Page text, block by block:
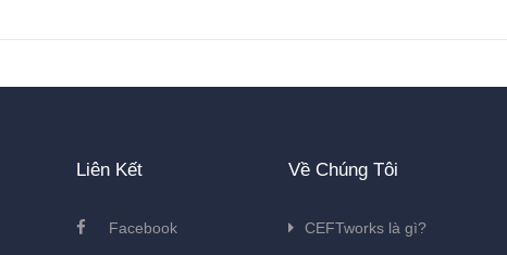
Liên Kết
Facebook
Về Chúng Tôi
CEFTworks là gì?